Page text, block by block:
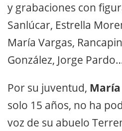
y grabaciones con
Sanlúcar, Estrella
María Vargas,
González, Jorge
Por su juventud,
solo 15 años, no ha
voz de su abuelo